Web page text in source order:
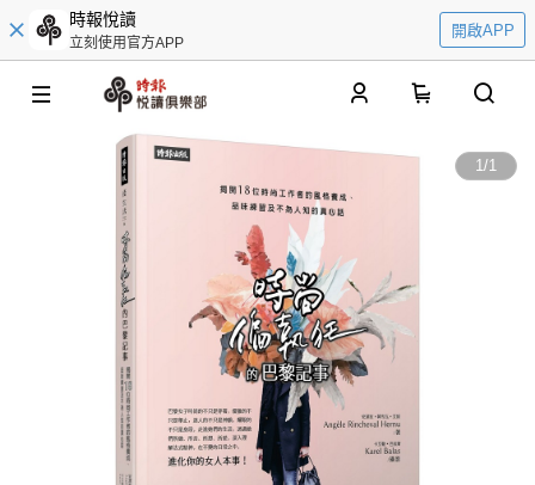
時報悅讀
立刻使用官方APP
開啟APP
1/1